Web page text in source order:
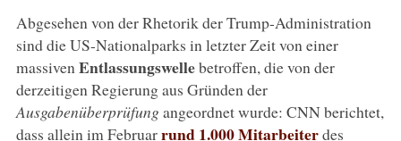
Abgesehen von der Rhetorik der Trump-Administration
sind die US-Nationalparks in letzter Zeit von einer
massivenEntlassungswellebetroffen, die von der
derzeitigen Regierung aus Gründen der
Ausgabenüberprüfungangeordnet wurde: CNN berichtet,
dass allein im Februarrund 1.000 Mitarbeiterdes